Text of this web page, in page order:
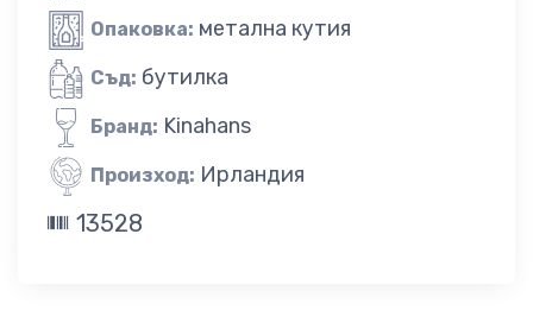
Опаковка: метална кутия
Съд: бутилка
Бранд: Kinahans
Произход: Ирландия
13528